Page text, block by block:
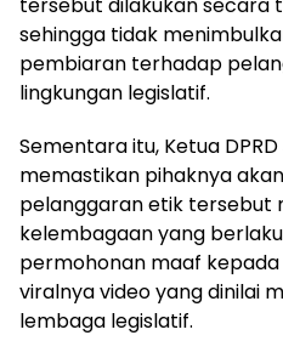
sehingga tidak
pembiaran terhadap
lingkungan legislatif.
Sementara itu, Ketua
memastikan pihaknya
pelanggaran etik tersebut
kelembagaan yang
permohonan maaf
viralnya video yang dinilai
lembaga legislatif.